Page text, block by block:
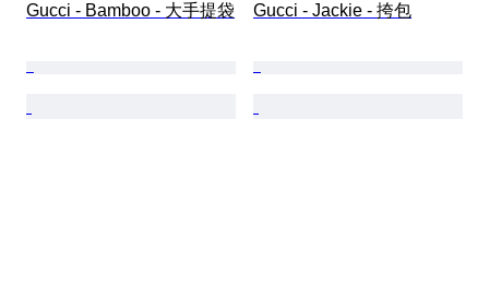
Gucci - Bamboo - 大手提袋 Gucci - Jackie - 挎包